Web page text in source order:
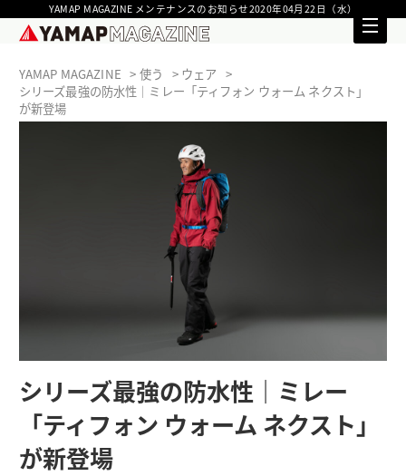
YAMAP MAGAZINE メンテナンスのお知らせ2020年04月22日（水）
YAMAP MAGAZINE 使う
ウェア
シリーズ最強の防水性｜ミレー「ティフォン ウォーム ネクスト」
が新登場
シリーズ最強の防水性｜ミレー
「ティフォン ウォーム ネクスト」
が新登場